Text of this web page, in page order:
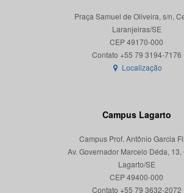
Praça Samuel de Oliveira, s/n,
Laranjeiras/SE
CEP 49170-000
Localização
Campus Lagarto
Campus Prof. Antônio Garcia
Av. Governador Marcelo Déda, 13,
Lagarto/SE
CEP 49400-000